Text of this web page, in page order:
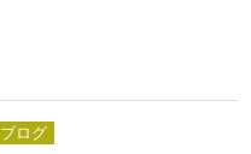
ブログ